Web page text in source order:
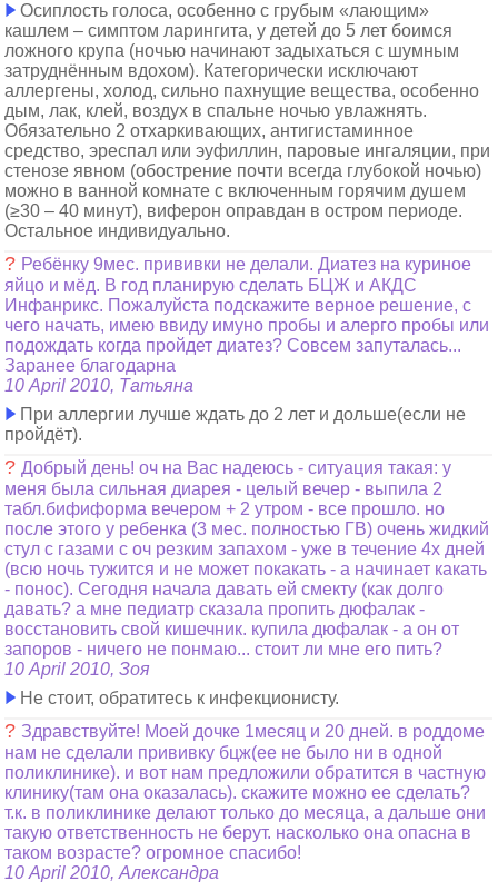
Осиплость голоса, особенно с грубым «лающим»
кашлем – симптом ларингита, у детей до 5 лет боимся
ложного крупа (ночью начинают задыхаться с шумным
затруднённым вдохом). Категорически исключают
аллергены, холод, сильно пахнущие вещества, особенно
дым, лак, клей, воздух в спальне ночью увлажнять.
Обязательно 2 отхаркивающих, антигистаминное
средство, эреспал или эуфиллин, паровые ингаляции, при
стенозе явном (обострение почти всегда глубокой ночью)
можно в ванной комнате с включенным горячим душем
(≥30 – 40 минут), виферон оправдан в остром периоде.
Остальное индивидуально.
? Ребёнку 9мес. прививки не делали. Диатез на куриное
яйцо и мёд. В год планирую сделать БЦЖ и АКДС
Инфанрикс. Пожалуйста подскажите верное решение, с
чего начать, имею ввиду имуно пробы и алерго пробы или
подождать когда пройдет диатез? Совсем запуталась...
Заранее благодарна
10 April 2010, Татьяна
При аллергии лучше ждать до 2 лет и дольше(если не
пройдёт).
?Добрый день! оч на Вас надеюсь - ситуация такая: у
меня была сильная диарея - целый вечер - выпила 2
табл.бифиформа вечером + 2 утром - все прошло. но
после этого у ребенка (3 мес. полностью ГВ) очень жидкий
стул с газами с оч резким запахом - уже в течение 4х дней
(всю ночь тужится и не может покакать - а начинает какать
- понос). Сегодня начала давать ей смекту (как долго
давать? а мне педиатр сказала пропить дюфалак -
восстановить свой кишечник. купила дюфалак - а он от
запоров - ничего не понмаю... стоит ли мне его пить?
10 April 2010, Зоя
Не стоит, обратитесь к инфекционисту.
? Здравствуйте! Моей дочке 1месяц и 20 дней. в роддоме
нам не сделали прививку бцж(ее не было ни в одной
поликлинике). и вот нам предложили обратится в частную
клинику(там она оказалась). скажите можно ее сделать?
т.к. в поликлинике делают только до месяца, а дальше они
такую ответственность не берут. насколько она опасна в
таком возрасте? огромное спасибо!
10 April 2010, Александра